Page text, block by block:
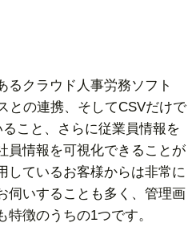
るクラウド人事労務ソフト
との連携、そしてCSVだけで
こと、さらに従業員情報を
員情報を可視化できることが
しているお客様からは非常に
伺いすることも多く、管理画
徴のうちの1つです。